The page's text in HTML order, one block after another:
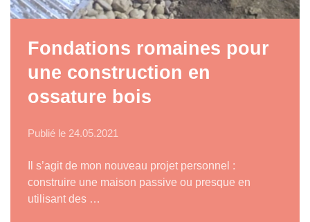
Fondations romaines pour
une construction en
ossature bois
Publié le 24.05.2021
Il s’agit de mon nouveau projet personnel :
construire une maison passive ou presque en
utilisant des …